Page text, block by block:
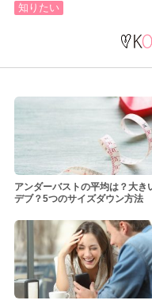
知りたい
アンダーバストの平均は？大き
デブ？5つのサイズダウン方法